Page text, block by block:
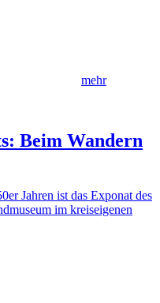
mehr
Beim Wandern
Jahren ist das Exponat des
im kreiseigenen